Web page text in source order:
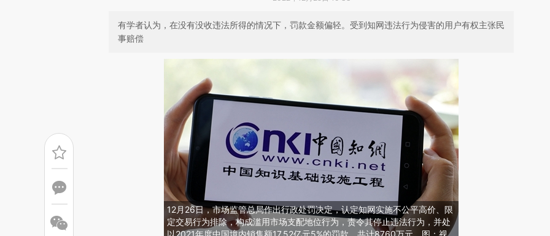
有学者认为，在没有没收违法所得的情况下，罚款金额偏轻。受到知网违法行为侵害的用户有权主张民
事赔偿
12月26日，市场监管总局作出行政处罚决定，认定知网实施不公平高价、限
定交易行为排除，构成滥用市场支配地位行为，责令其停止违法行为，并处
以2021年度中国境内销售额17.52亿元5%的罚款，共计8760万元。图：视